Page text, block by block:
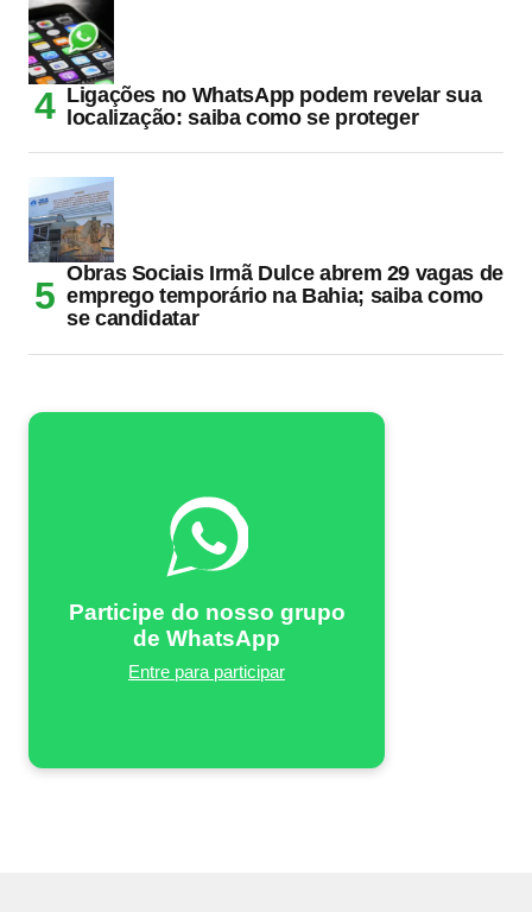
Ligações no WhatsApp podem revelar sua
localização: saiba como se proteger
Obras Sociais Irmã Dulce abrem 29 vagas de
emprego temporário na Bahia; saiba como
se candidatar
Participe do nosso grupo
de WhatsApp
Entre para participar